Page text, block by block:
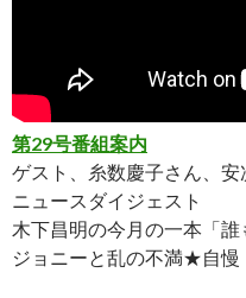
第29号番組案内
ゲスト、糸数慶子さん、安
ニュースダイジェスト
木下昌明の今月の一本「誰
ジョニーと乱の不満★自慢